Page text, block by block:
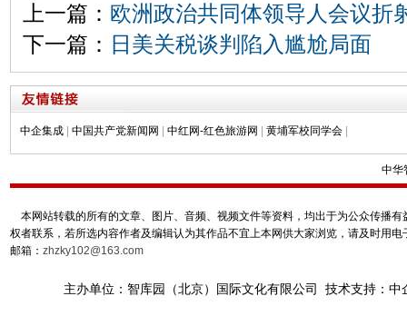
上一篇： 欧洲政治共同体领导人会议折
下一篇： 日美关税谈判陷入尴尬局面
中企集成 中国共产党新闻网 中红网-红色旅游网 黄埔军校同学会
中华
本网站转载的所有的文章、图片、音频、视频文件等资料，均出于为公众传播
权者联系，若所选内容作者及编辑认为其作品不宜上本网供大家浏览，请及时用
邮箱： zhzky102@163.com
主办单位：智库园（北京）国际文化有限公司 技术支持：